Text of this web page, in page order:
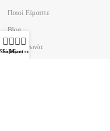
Ποιοί Είμαστε
Blog
Επικοινωνία
Shop
Sidebar
0
Cart
My account